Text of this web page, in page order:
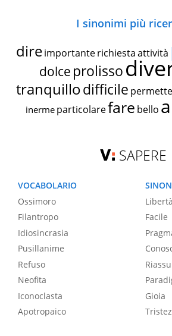
I sinonimi più
dire importante richiestaattività
dolce prolisso
tranquillodifficile
inerme particolarefare bello
SAPERE
VOCABOLARIO
Ossimoro
Filantropo
Idiosincrasia
Pusillanime
Refuso
Neofita
Iconoclasta
Apotropaico
Libertà
Facile
Gioia